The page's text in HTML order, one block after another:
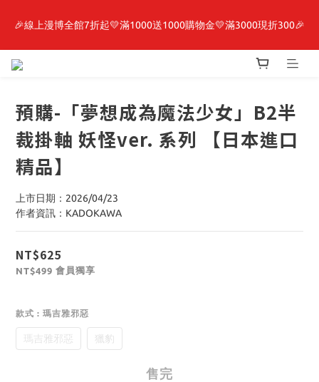
最新開賣🔥「全知讀者視角」 周邊商品
🎉線上漫博全館7折起💛滿1000送1000購物金💛滿3000現折300🎉
【抽籤堂】 影之強者、你又被殺了呢，偵探大人、約會大作戰、
最新開賣🔥「全知讀者視角」 周邊商品
預購-「夢想成為魔法少女」B2半
裁掛軸 妖怪ver. 系列 【日本進口
精品】
上市日期：2026/04/23
作者資訊：KADOKAWA
NT$625
NT$499 會員獨享
款式 : 瑪吉雅邪惡
瑪吉雅邪惡 獵豹
售完